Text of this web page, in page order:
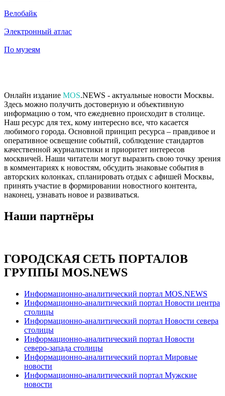
Велобайк
Электронный атлас
По музеям
Онлайн издание MOS.NEWS - актуальные новости Москвы.
Здесь можно получить достоверную и объективную
информацию о том, что ежедневно происходит в столице.
Наш ресурс для тех, кому интересно все, что касается
любимого города. Основной принцип ресурса – правдивое и
оперативное освещение событий, соблюдение стандартов
качественной журналистики и приоритет интересов
москвичей. Наши читатели могут выразить свою точку зрения
в комментариях к новостям, обсудить знаковые события в
авторских колонках, спланировать отдых с афишей Москвы,
принять участие в формировании новостного контента,
наконец, узнавать новое и развиваться.
Наши партнёры
ГОРОДСКАЯ СЕТЬ ПОРТАЛОВ
ГРУППЫ MOS.NEWS
Информационно-аналитический портал MOS.NEWS
Информационно-аналитический портал Новости центра
столицы
Информационно-аналитический портал Новости севера
столицы
Информационно-аналитический портал Новости
северо-запада столицы
Информационно-аналитический портал Мировые
новости
Информационно-аналитический портал Мужские
новости